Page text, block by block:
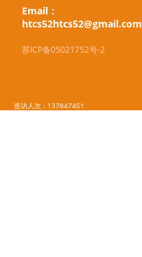
Email：
htcs52htcs52@gmail.com
苏ICP备05021752号-2
造访人次 : 137847451